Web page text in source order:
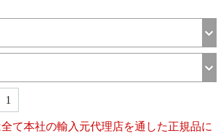
て本社の輸入元代理店を通した正規品に